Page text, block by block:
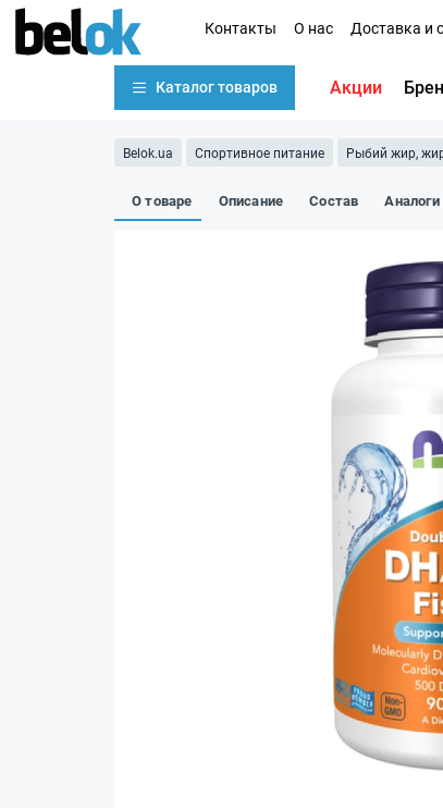
Контакты О нас Доставка и
Каталог товаров Акции
Belok.ua Спортивное питание Рыбий жир,
О товаре Описание Состав Аналоги